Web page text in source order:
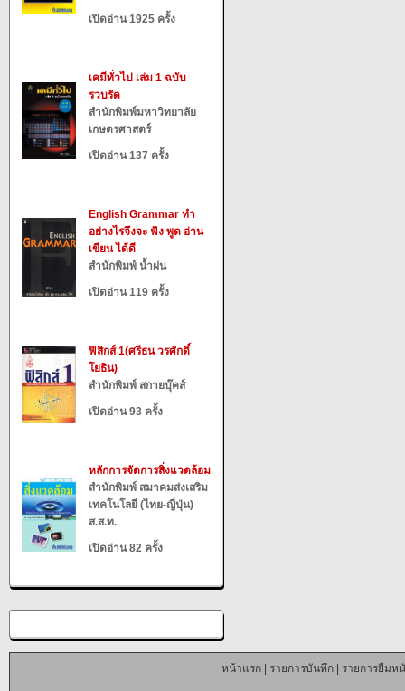
เปิดอ่าน 1925 ครั้ง
เคมีทั่วไป เล่ม 1 ฉบับ
รวบรัด
สำนักพิมพ์มหาวิทยาลัย
เกษตรศาสตร์
เปิดอ่าน 137 ครั้ง
English Grammar ทำ
อย่างไรจึงจะ ฟัง พูด อ่าน
เขียน ได้ดี
สำนักพิมพ์ น้ำฝน
เปิดอ่าน 119 ครั้ง
ฟิสิกส์ 1(ศรีธน วรศักดิ์
โยธิน)
สำนักพิมพ์ สกายบุ๊คส์
เปิดอ่าน 93 ครั้ง
หลักการจัดการสิ่งแวดล้อม
สำนักพิมพ์ สมาคมส่งเสริม
เทคโนโลยี (ไทย-ญี่ปุ่น)
ส.ส.ท.
เปิดอ่าน 82 ครั้ง
หน้าแรก| รายการบันทึก| รายการยืมห